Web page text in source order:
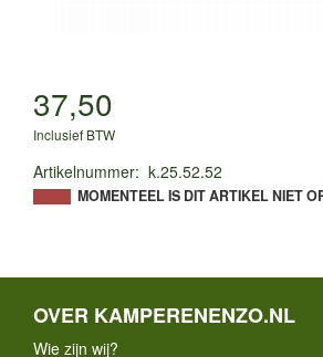
37,50
Inclusief BTW
Artikelnummer: k.25.52.52
MOMENTEEL IS DIT ARTIKEL NIET
OVER KAMPERENENZO.NL
Wie zijn wij?